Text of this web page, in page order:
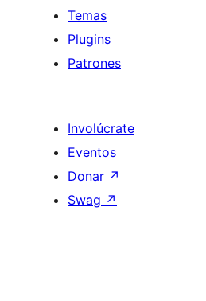
Temas
Plugins
Patrones
Involúcrate
Eventos
Donar ↗
Swag ↗